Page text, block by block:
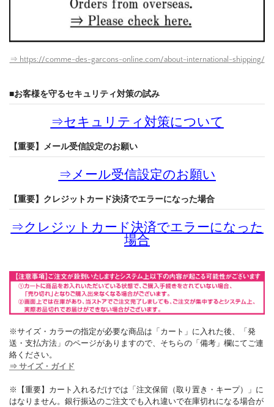
⇒ https://comme-des-garcons-online.com/about-international-shipping/
■お客様を守るセキュリティ対策の試み
⇒セキュリティ対策について
【重要】メール受信設定のお願い
⇒メール受信設定のお願い
【重要】クレジットカード決済でエラーになった場合
⇒クレジットカード決済でエラーになった
場合
※サイズ・カラーの指定が必要な商品は「カート」に入れた後、「発
送・支払方法」のページがありますので、そちらの「備考」欄にてご連
絡ください。
⇒ サイズ・ガイド
※【重要】カート入れるだけでは「注文保留（取り置き・キープ）」に
はなりません。銀行振込のご注文でも入れ違いで在庫切れになる場合が